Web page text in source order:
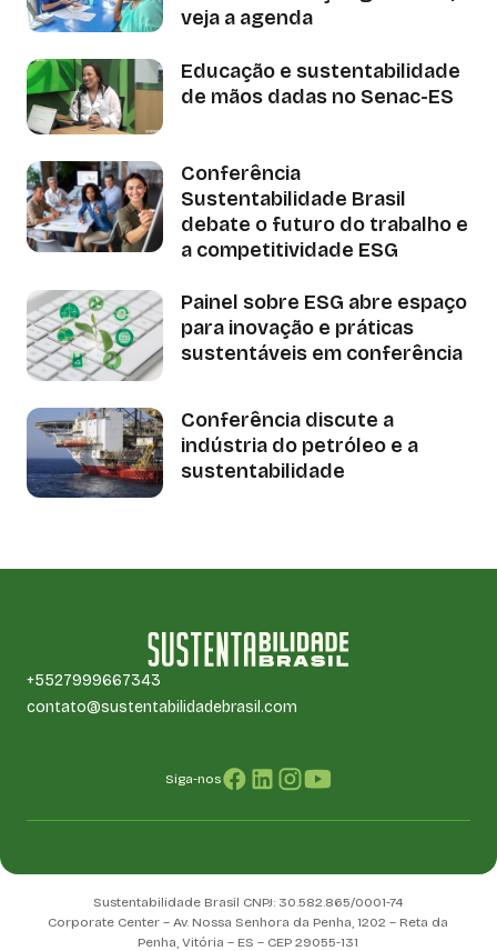
veja a agenda
Educação e sustentabilidade
de mãos dadas no Senac-ES
Conferência
Sustentabilidade Brasil
debate o futuro do trabalho e
a competitividade ESG
Painel sobre ESG abre espaço
para inovação e práticas
sustentáveis em conferência
Conferência discute a
indústria do petróleo e a
sustentabilidade
+5527999667343
contato@sustentabilidadebrasil.com
Siga-nos
Sustentabilidade Brasil CNPJ: 30.582.865/0001-74
Corporate Center – Av. Nossa Senhora da Penha, 1202 – Reta da
Penha, Vitória – ES – CEP 29055-131